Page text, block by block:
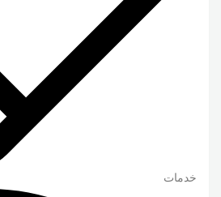
خدمات